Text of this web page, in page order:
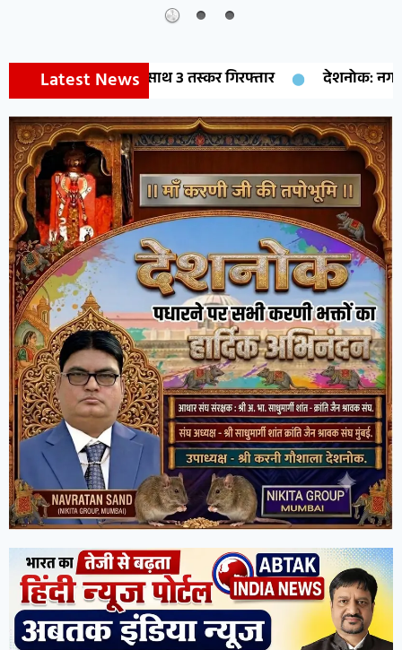
Latest News
साथ 3 तस्कर गिरफ्तार देशनोक: नगर पालिका EO ने किया